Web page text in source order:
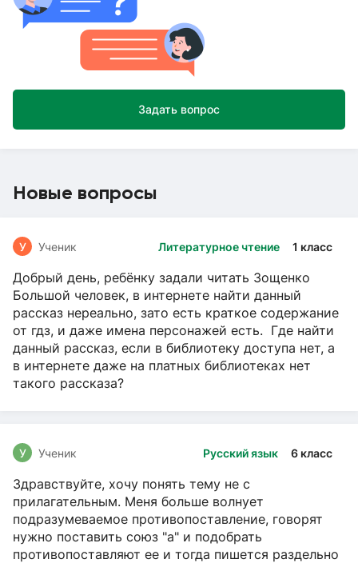
Задать вопрос
Новые вопросы
Литературное чтение 1 класс
У Ученик
Добрый день, ребёнку задали читать Зощенко
Большой человек, в интернете найти данный
рассказ нереально, зато есть краткое содержание
от гдз, и даже имена персонажей есть. Где найти
данный рассказ, если в библиотеку доступа нет, а
в интернете даже на платных библиотеках нет
такого рассказа?
Русский язык 6 класс
У Ученик
Здравствуйте, хочу понять тему не с
прилагательным. Меня больше волнует
подразумеваемое противопоставление, говорят
нужно поставить союз "а" и подобрать
противопоставляют ее и тогда пишется раздельно